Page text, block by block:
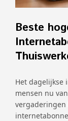
Beste
Het dagelijkse
mensen nu